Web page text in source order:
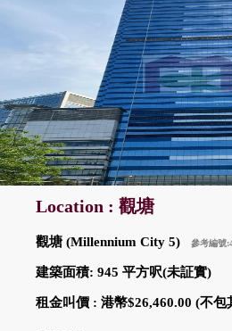
Location : 觀塘
觀塘 (Millennium City 5) 參考編號
建築面積: 945 平方呎(未証實)
租金叫價 : 港幣$26,460.00 (不包